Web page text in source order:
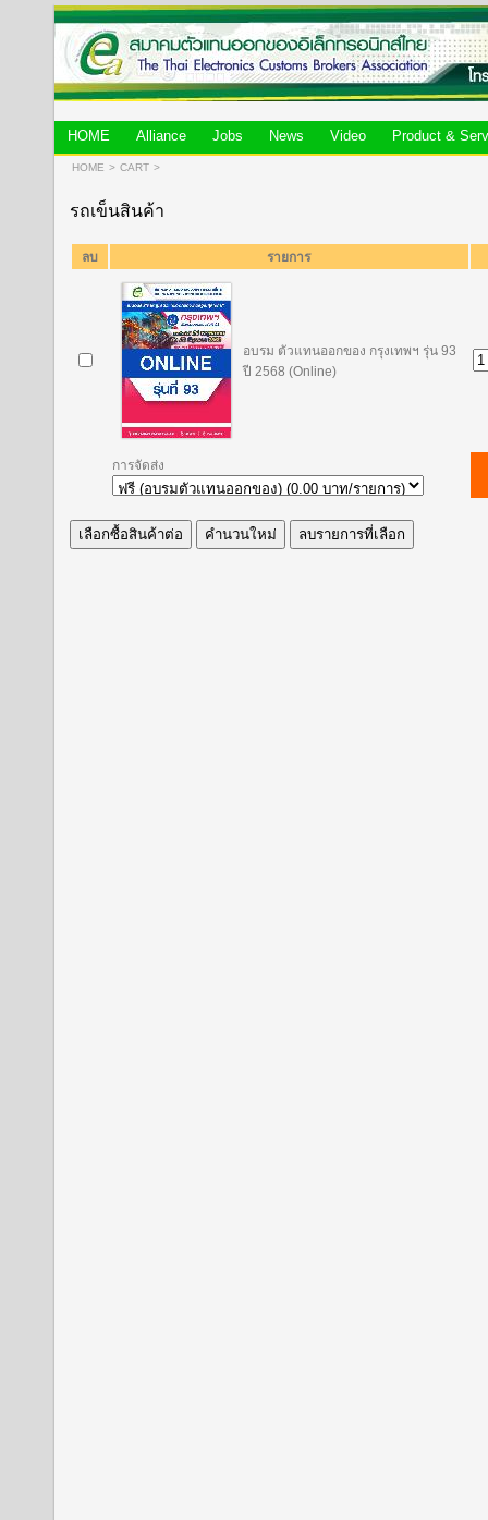
HOME Alliance Jobs News Video Product &
HOME > CART >
รถเข็นสินค้า
ลบ รายการ
อบรม ตัวแทนออกของ กรุงเทพฯ รุ่น 93
ปี 2568 (Online)
การจัดส่ง